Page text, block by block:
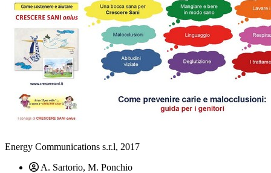
Energy Communications s.r.l, 2017
A. Sartorio, M. Ponchio